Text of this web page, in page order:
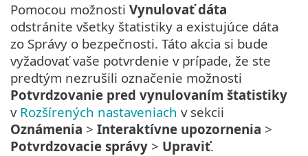
Pomocou možnosti Vynulovať dáta
odstránite všetky štatistiky a existujúce dáta
zo Správy o bezpečnosti. Táto akcia si bude
vyžadovať vaše potvrdenie v prípade, že ste
predtým nezrušili označenie možnosti
Potvrdzovanie pred vynulovaním štatistiky
v Rozšírených nastaveniach v sekcii
Oznámenia > Interaktívne upozornenia >
Potvrdzovacie správy > Upraviť.